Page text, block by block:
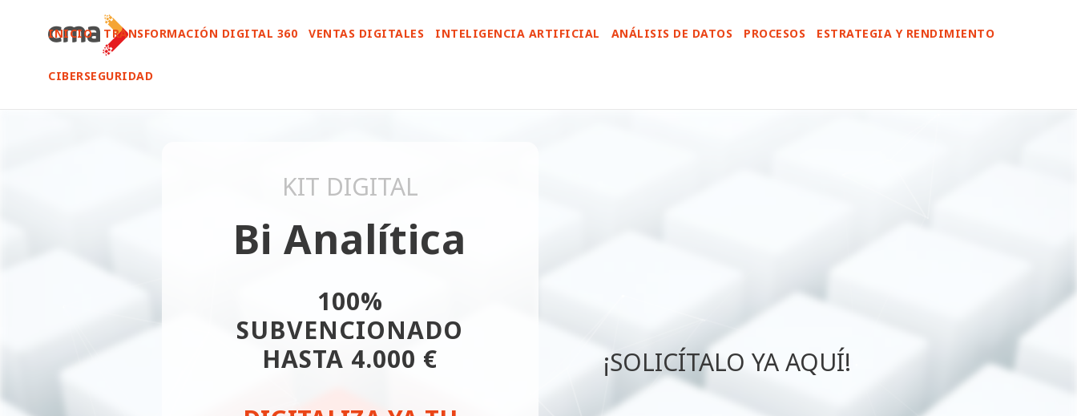
INICIO TRANSFORMACIÓN DIGITAL 360 VENTAS DIGITALES INTELIGENCIA ARTIFICIAL ANÁLISIS DE DATOS PROCESOS ESTRATEGIA Y RENDIMIENTO
CIBERSEGURIDAD
KIT DIGITAL
Bi Analítica
100%
SUBVENCIONADO
HASTA 4.000 €
¡SOLICÍTALO YA AQUÍ!